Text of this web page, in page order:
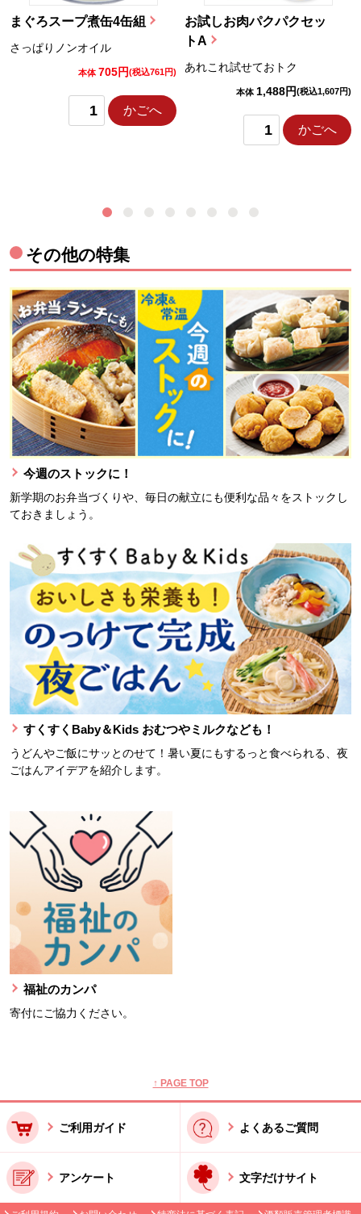
まぐろスープ煮缶4缶組
さっぱりノンオイル
本体 705円(税込761円)
かごへ
お試しお肉パクパクセッ
トA
あれこれ試せておトク
本体 1,488円(税込1,607円)
かごへ
その他の特集
今週のストックに！
新学期のお弁当づくりや、毎日の献立にも便利な品々をストックし
ておきましょう。
すくすくBaby＆Kids おむつやミルクなども！
うどんやご飯にサッとのせて！暑い夏にもするっと食べられる、夜
ごはんアイデアを紹介します。
福祉のカンパ
寄付にご協力ください。
↑ PAGE TOP
ご利用ガイド よくあるご質問
アンケート 文字だけサイト